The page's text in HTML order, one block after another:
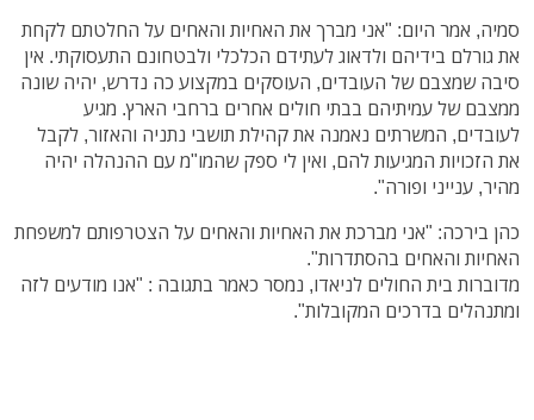
סמיה, אמר היום: "אני מברך את האחיות והאחים על החלטתם לקחת
את גורלם בידיהם ולדאוג לעתידם הכלכלי ולבטחונם התעסוקתי. אין
סיבה שמצבם של העובדים, העוסקים במקצוע כה נדרש, יהיה שונה
ממצבם של עמיתיהם בבתי חולים אחרים ברחבי הארץ. מגיע
לעובדים, המשרתים נאמנה את קהילת תושבי נתניה והאזור, לקבל
את הזכויות המגיעות להם, ואין לי ספק שהמו"מ עם ההנהלה יהיה
מהיר, ענייני ופורה".
כהן בירכה: "אני מברכת את האחיות והאחים על הצטרפותם למשפחת
האחיות והאחים בהסתדרות".
מדוברות בית החולים לניאדו, נמסר כאמר בתגובה : "אנו מודעים לזה
ומתנהלים בדרכים המקובלות".